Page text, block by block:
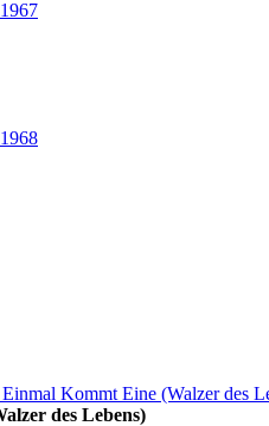
des Lebens)